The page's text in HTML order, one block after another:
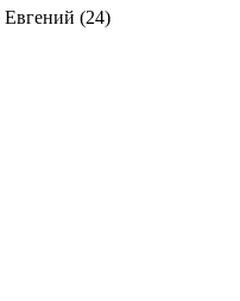
(24)